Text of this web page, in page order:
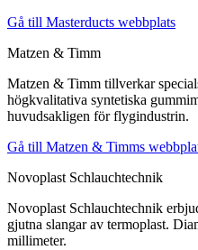
Gå till Masterducts webbplats
Matzen & Timm
Matzen & Timm tillverkar
högkvalitativa syntetiska
huvudsakligen för flygindustrin.
Gå till Matzen & Timms
Novoplast Schlauchtechnik
Novoplast Schlauchtechnik
gjutna slangar av termoplast.
millimeter.